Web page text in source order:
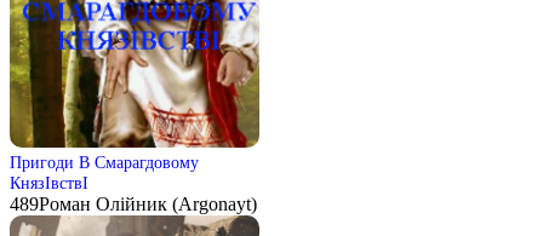
Пригоди В Смарагдовому
КнязІвствІ
489Роман Олійник (Argonayt)